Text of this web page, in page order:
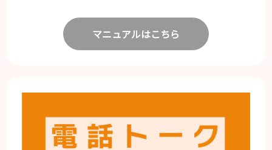
マニュアルはこちら